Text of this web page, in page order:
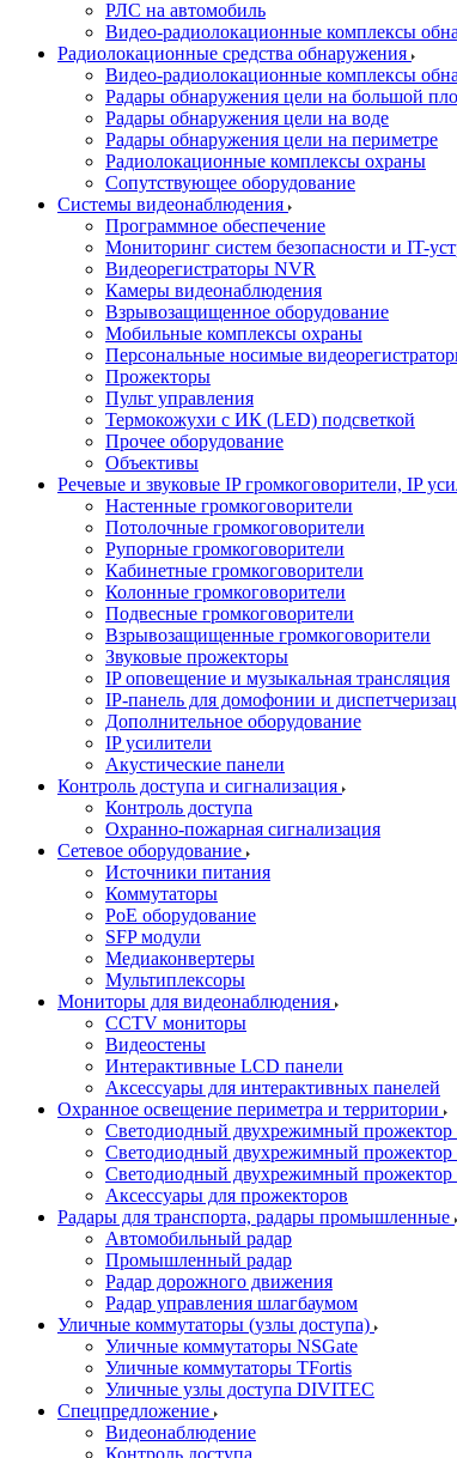
РЛС на автомобиль
Видео-радиолокационные комплексы
Радиолокационные средства обнаружения
Видео-радиолокационные комплексы
Радары обнаружения цели на большой
Радары обнаружения цели на воде
Радары обнаружения цели на периметре
Радиолокационные комплексы охраны
Сопутствующее оборудование
Системы видеонаблюдения
Программное обеспечение
Мониторинг систем безопасности и IT-
Видеорегистраторы NVR
Камеры видеонаблюдения
Взрывозащищенное оборудование
Мобильные комплексы охраны
Персональные носимые
Прожекторы
Пульт управления
Термокожухи с ИК (LED) подсветкой
Прочее оборудование
Объективы
Речевые и звуковые IP громкоговорители, IP
Настенные громкоговорители
Потолочные громкоговорители
Рупорные громкоговорители
Кабинетные громкоговорители
Колонные громкоговорители
Подвесные громкоговорители
Взрывозащищенные громкоговорители
Звуковые прожекторы
IP оповещение и музыкальная трансляция
IP-панель для домофонии и
Дополнительное оборудование
IP усилители
Акустические панели
Контроль доступа и сигнализация
Контроль доступа
Охранно-пожарная сигнализация
Сетевое оборудование
Источники питания
Коммутаторы
PoE оборудование
SFP модули
Медиаконвертеры
Мультиплексоры
Мониторы для видеонаблюдения
CCTV мониторы
Видеостены
Интерактивные LCD панели
Аксессуары для интерактивных панелей
Охранное освещение периметра и территории
Светодиодный двухрежимный
Светодиодный двухрежимный
Светодиодный двухрежимный прожектор
Аксессуары для прожекторов
Радары для транспорта, радары промышленные
Автомобильный радар
Промышленный радар
Радар дорожного движения
Радар управления шлагбаумом
Уличные коммутаторы (узлы доступа)
Уличные коммутаторы NSGate
Уличные коммутаторы TFortis
Уличные узлы доступа DIVITEC
Спецпредложение
Видеонаблюдение
Контроль доступа